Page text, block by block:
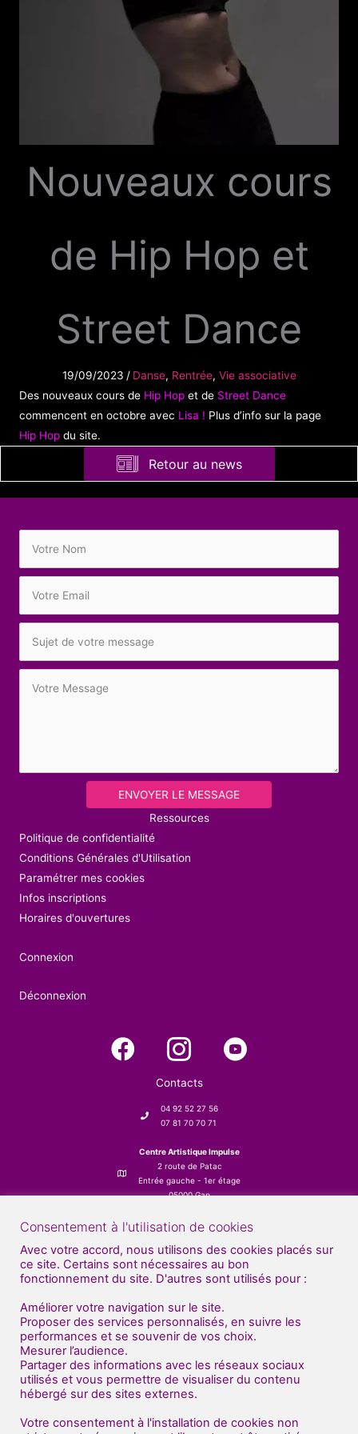
Nouveaux cours
de Hip Hop et
Street Dance
19/09/2023 / Danse, Rentrée, Vie associative
Des nouveaux cours de Hip Hop et de Street Dance
commencent en octobre avec Lisa ! Plus d’info sur la page
Hip Hop du site.
Retour au news
ENVOYER LE MESSAGE
Ressources
Politique de confidentialité
Conditions Générales d'Utilisation
Paramétrer mes cookies
Infos inscriptions
Horaires d'ouvertures
Connexion
Déconnexion
Contacts
04 92 52 27 56
07 81 70 70 71
Centre Artistique Impulse
2 route de Patac
Entrée gauche - 1er étage
05000 Gap
Consentement à l'utilisation de cookies
Avec votre accord, nous utilisons des cookies placés sur
ce site. Certains sont nécessaires au bon
fonctionnement du site. D'autres sont utilisés pour :
Améliorer votre navigation sur le site.
Proposer des services personnalisés, en suivre les
performances et se souvenir de vos choix.
Mesurer l’audience.
Partager des informations avec les réseaux sociaux
utilisés et vous permettre de visualiser du contenu
hébergé sur des sites externes.
Votre consentement à l'installation de cookies non